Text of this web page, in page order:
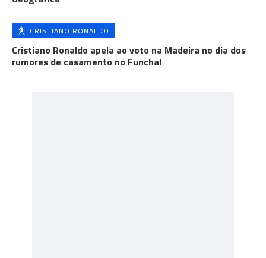
CRISTIANO RONALDO
Cristiano Ronaldo apela ao voto na Madeira no dia dos
rumores de casamento no Funchal